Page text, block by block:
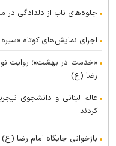
جلوه‌های ناب از دلدادگی در
اجرای نمایش‌های کوتاه
«خدمت در بهشت»؛ روایت
رضا (ع)
عالم لبنانی و دانشجوی
کردند
بازخوانی جایگاه امام رضا